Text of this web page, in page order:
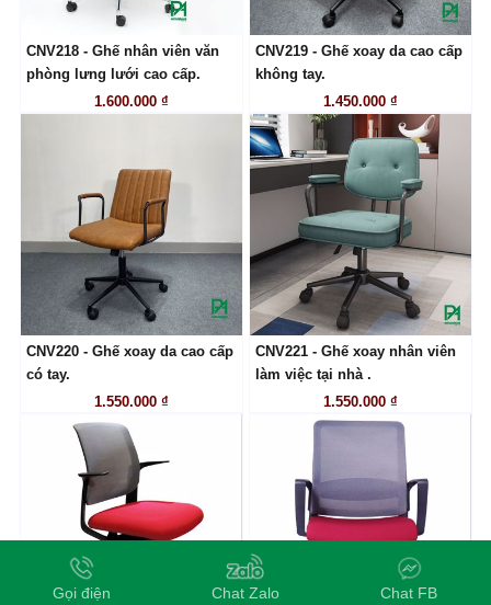
LIÊN HỆ
CNV218 - Ghế nhân viên văn
phòng lưng lưới cao cấp.
1.600.000 ₫
CNV219 - Ghế xoay da cao cấp
không tay.
1.450.000 ₫
CNV220 - Ghế xoay da cao cấp
có tay.
1.550.000 ₫
LIÊN HỆ
CNV221 - Ghế xoay nhân viên
làm việc tại nhà .
1.550.000 ₫
Gọi điện Chat Zalo Chat FB